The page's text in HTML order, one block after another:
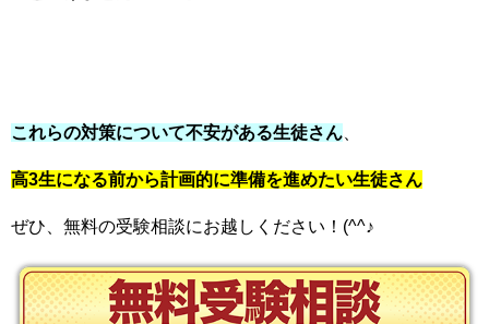
これらの対策について不安がある生徒さん
高3生になる前から計画的に準備を進めたい生徒さん
ぜひ、無料の受験相談にお越しください！(^^♪